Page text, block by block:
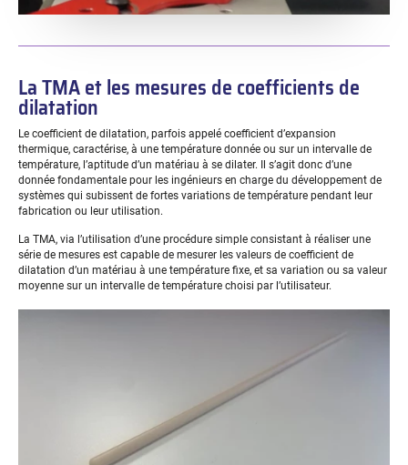
La TMA et les mesures de coefficients de
dilatation
Le coefficient de dilatation, parfois appelé coefficient d’expansion
thermique, caractérise, à une température donnée ou sur un intervalle de
température, l’aptitude d’un matériau à se dilater. Il s’agit donc d’une
donnée fondamentale pour les ingénieurs en charge du développement de
systèmes qui subissent de fortes variations de température pendant leur
fabrication ou leur utilisation.
La TMA, via l’utilisation d’une procédure simple consistant à réaliser une
série de mesures est capable de mesurer les valeurs de coefficient de
dilatation d’un matériau à une température fixe, et sa variation ou sa valeur
moyenne sur un intervalle de température choisi par l’utilisateur.